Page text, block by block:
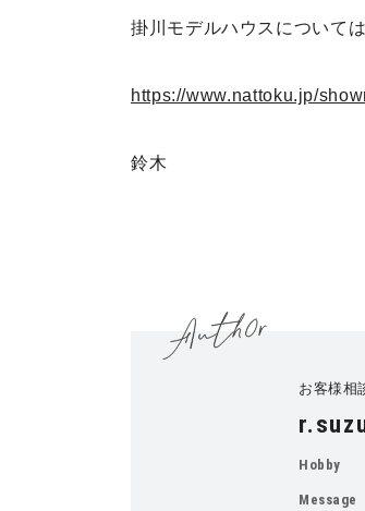
掛川モデルハウスについて
https://www.nattoku.jp/
鈴木
お客様相
Hobby
Message